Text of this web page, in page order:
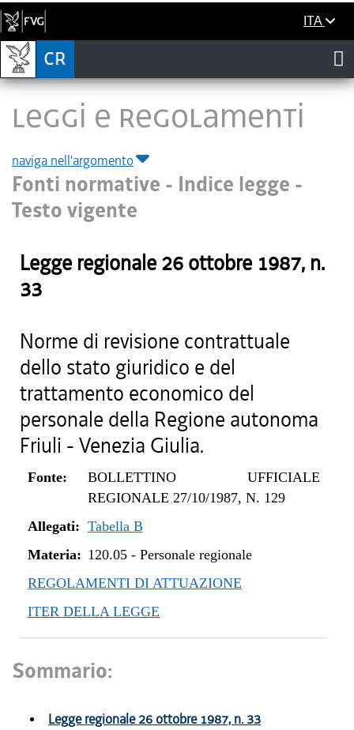
ITA
LEGGI E REGOLAMENTI
naviga nell'argomento
Fonti normative - Indice legge -
Testo vigente
Legge regionale 26 ottobre 1987, n.
33
Norme di revisione contrattuale
dello stato giuridico e del
trattamento economico del
personale della Regione autonoma
Friuli - Venezia Giulia.
Fonte:
BOLLETTINO UFFICIALE
REGIONALE 27/10/1987, N. 129
Allegati: Tabella B
Materia: 120.05- Personale regionale
REGOLAMENTI DI ATTUAZIONE
ITER DELLA LEGGE
Sommario:
Legge regionale 26 ottobre 1987, n. 33